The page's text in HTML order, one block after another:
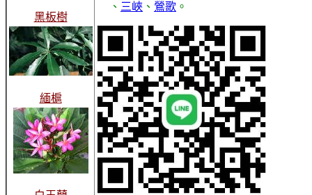
黑板樹
緬槴
、 三峽 、 鶯歌 。